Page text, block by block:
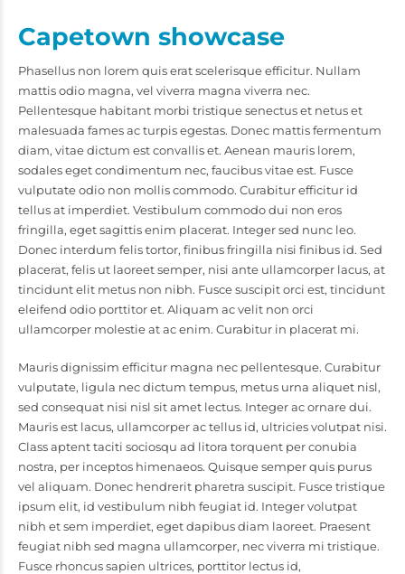
Capetown showcase
Phasellus non lorem quis erat scelerisque efficitur. Nullam
mattis odio magna, vel viverra magna viverra nec.
Pellentesque habitant morbi tristique senectus et netus et
malesuada fames ac turpis egestas. Donec mattis fermentum
diam, vitae dictum est convallis et. Aenean mauris lorem,
sodales eget condimentum nec, faucibus vitae est. Fusce
vulputate odio non mollis commodo. Curabitur efficitur id
tellus at imperdiet. Vestibulum commodo dui non eros
fringilla, eget sagittis enim placerat. Integer sed nunc leo.
Donec interdum felis tortor, finibus fringilla nisi finibus id. Sed
placerat, felis ut laoreet semper, nisi ante ullamcorper lacus, at
tincidunt elit metus non nibh. Fusce suscipit orci est, tincidunt
eleifend odio porttitor et. Aliquam ac velit non orci
ullamcorper molestie at ac enim. Curabitur in placerat mi.
Mauris dignissim efficitur magna nec pellentesque. Curabitur
vulputate, ligula nec dictum tempus, metus urna aliquet nisl,
sed consequat nisi nisl sit amet lectus. Integer ac ornare dui.
Mauris est lacus, ullamcorper ac tellus id, ultricies volutpat nisi.
Class aptent taciti sociosqu ad litora torquent per conubia
nostra, per inceptos himenaeos. Quisque semper quis purus
vel aliquam. Donec hendrerit pharetra suscipit. Fusce tristique
ipsum elit, id vestibulum nibh feugiat id. Integer volutpat
nibh et sem imperdiet, eget dapibus diam laoreet. Praesent
feugiat nibh sed magna ullamcorper, nec viverra mi tristique.
Fusce rhoncus sapien ultrices, porttitor lectus id,